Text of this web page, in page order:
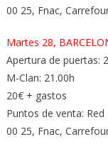
00 25, Fnac,
Martes 28,
Apertura de puertas:
M-Clan: 21.00h
20€ + gastos
Puntos de venta:
00 25, Fnac,